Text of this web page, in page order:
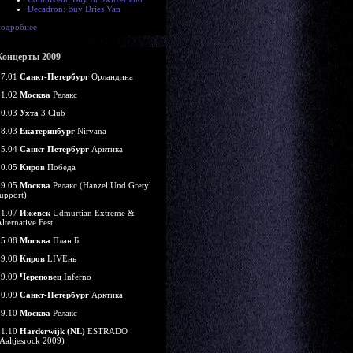
Decadron: Buy Dries Van
2009
Санкт-Петербург Орландина
Москва Релакс
Ухта 3 Club
Екатеринбург Nirvana
Санкт-Петербург Арктика
Киров Победа
Москва Релакс (Hanzel Und Gretyl
Ижевск Udmurtian Extreme &
Fest
Москва План Б
Киров LIVEнь
Череповец Inferno
Санкт-Петербург Арктика
Москва Релакс
Harderwijk (NL) ESTRADO
2009)